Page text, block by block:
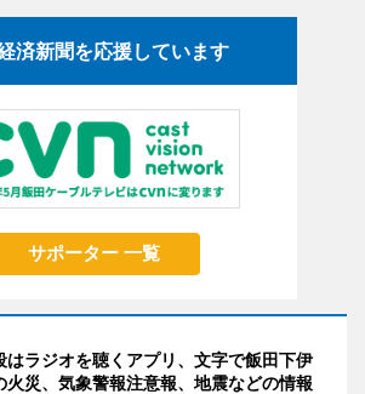
済新聞を応援しています
サポーター 一覧
はラジオを聴くアプリ、文字で飯田下伊
火災、気象警報注意報、地震などの情報